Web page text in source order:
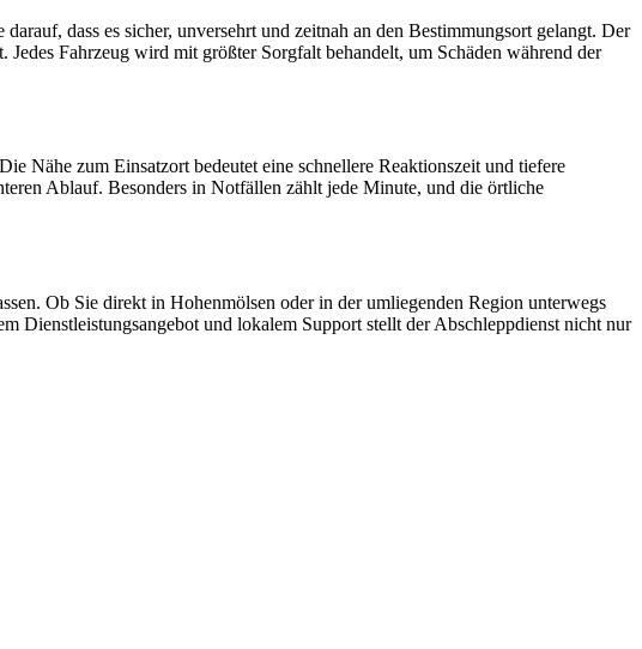
dass es sicher, unversehrt und zeitnah an den Bestimmungsort gelangt. Der
Fahrzeug wird mit größter Sorgfalt behandelt, um Schäden während der
Nähe zum Einsatzort bedeutet eine schnellere Reaktionszeit und tiefere
Ablauf. Besonders in Notfällen zählt jede Minute, und die örtliche
Ob Sie direkt in Hohenmölsen oder in der umliegenden Region unterwegs
Dienstleistungsangebot und lokalem Support stellt der Abschleppdienst nicht nur